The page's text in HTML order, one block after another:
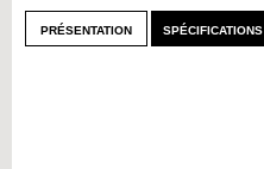
présentation spécifications